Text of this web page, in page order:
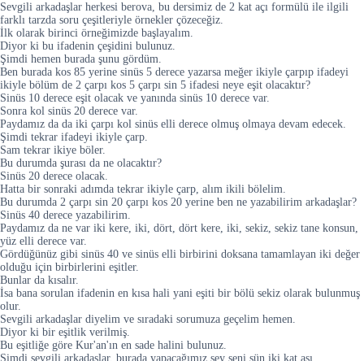
Sevgili arkadaşlar herkesi berova, bu dersimiz de 2 kat açı formülü ile ilgili
farklı tarzda soru çeşitleriyle örnekler çözeceğiz.
İlk olarak birinci örneğimizde başlayalım.
Diyor ki bu ifadenin çeşidini bulunuz.
Şimdi hemen burada şunu gördüm.
Ben burada kos 85 yerine sinüs 5 derece yazarsa meğer ikiyle çarpıp ifadeyi
ikiyle bölüm de 2 çarpı kos 5 çarpı sin 5 ifadesi neye eşit olacaktır?
Sinüs 10 derece eşit olacak ve yanında sinüs 10 derece var.
Sonra kol sinüs 20 derece var.
Paydamız da da iki çarpı kol sinüs elli derece olmuş olmaya devam edecek.
Şimdi tekrar ifadeyi ikiyle çarp.
Sam tekrar ikiye böler.
Bu durumda şurası da ne olacaktır?
Sinüs 20 derece olacak.
Hatta bir sonraki adımda tekrar ikiyle çarp, alım ikili bölelim.
Bu durumda 2 çarpı sin 20 çarpı kos 20 yerine ben ne yazabilirim arkadaşlar?
Sinüs 40 derece yazabilirim.
Paydamız da ne var iki kere, iki, dört, dört kere, iki, sekiz, sekiz tane konsun,
yüz elli derece var.
Gördüğünüz gibi sinüs 40 ve sinüs elli birbirini doksana tamamlayan iki değer
olduğu için birbirlerini eşitler.
Bunlar da kısalır.
İsa bana sorulan ifadenin en kısa hali yani eşiti bir bölü sekiz olarak bulunmuş
olur.
Sevgili arkadaşlar diyelim ve sıradaki sorumuza geçelim hemen.
Diyor ki bir eşitlik verilmiş.
Bu eşitliğe göre Kur'an'ın en sade halini bulunuz.
Şimdi sevgili arkadaşlar, burada yapacağımız şey seni sün iki kat aşı